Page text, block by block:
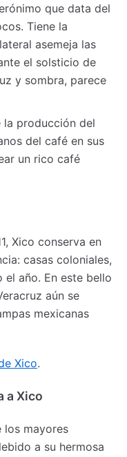
que data del
Tiene la
asemeja las
el solsticio de
y sombra, parece
la producción del
del café en sus
un rico café
Xico conserva en
casas coloniales,
año. En este bello
aún se
mexicanas
Xico.
a Xico
los mayores
a su hermosa